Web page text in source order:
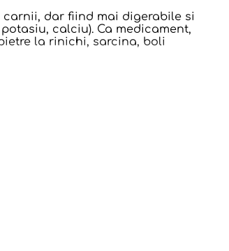
dar fiind mai digerabile si
calciu). Ca medicament,
la rinichi, sarcina, boli